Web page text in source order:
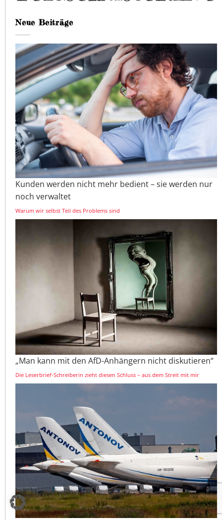
Neue Beiträge
Kunden werden nicht mehr bedient – sie werden nur
noch verwaltet
Warum wir selbst Teil des Problems sind
„Man kann mit den AfD-Anhängern nicht diskutieren“
Die Leserbrief-Schreiberin zieht diesen Schluss – aus dem Streit mit mir